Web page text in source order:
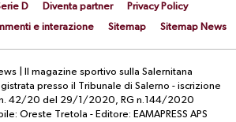
D Diventa partner
Privacy Policy
e interazione
Sitemap Sitemap News
| Il magazine sportivo sulla Salernitana
presso il Tribunale di Salerno - iscrizione
42/20 del 29/1/2020, RG n.144/2020
Oreste Tretola - Editore: EAMAPRESS APS